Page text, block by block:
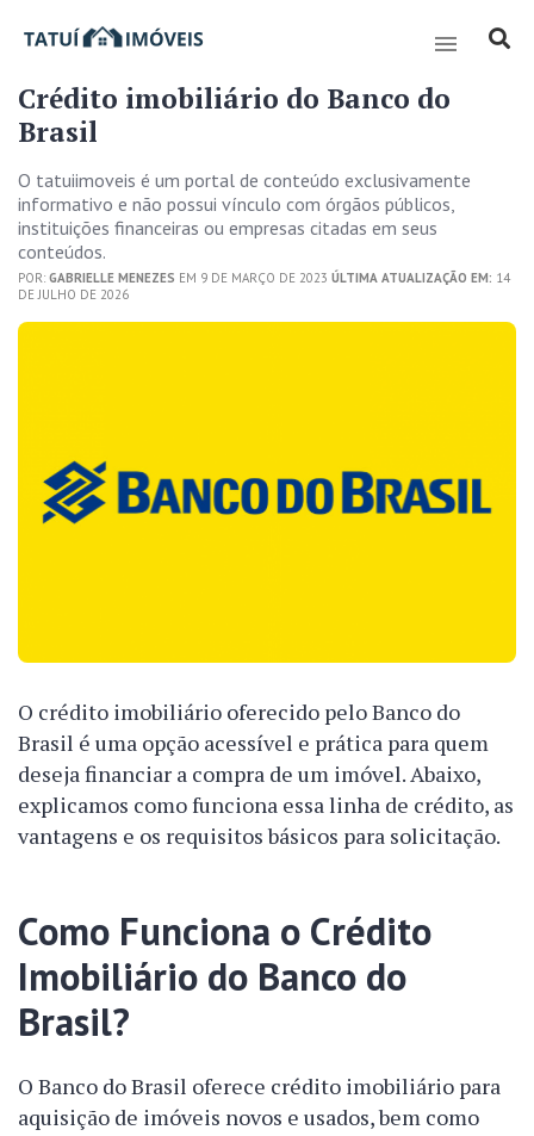
Crédito imobiliário do Banco do
Brasil
O tatuiimoveis é um portal de conteúdo exclusivamente
informativo e não possui vínculo com órgãos públicos,
instituições financeiras ou empresas citadas em seus
conteúdos.
POR: GABRIELLE MENEZES EM 9 DE MARÇO DE 2023 ÚLTIMA ATUALIZAÇÃO EM: 14
DE JULHO DE 2026
O crédito imobiliário oferecido pelo Banco do
Brasil é uma opção acessível e prática para quem
deseja financiar a compra de um imóvel. Abaixo,
explicamos como funciona essa linha de crédito, as
vantagens e os requisitos básicos para solicitação.
Como Funciona o Crédito
Imobiliário do Banco do
Brasil?
O Banco do Brasil oferece crédito imobiliário para
aquisição de imóveis novos e usados, bem como